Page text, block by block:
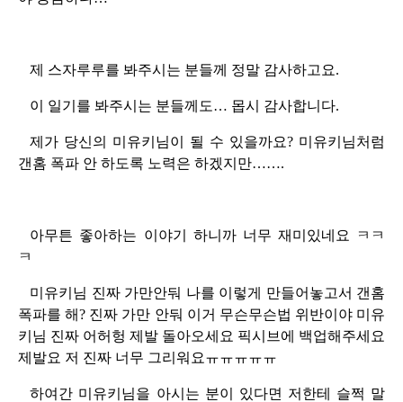
제 스자루루를 봐주시는 분들께 정말 감사하고요.
이 일기를 봐주시는 분들께도… 몹시 감사합니다.
제가 당신의 미유키님이 될 수 있을까요? 미유키님처럼
갠홈 폭파 안 하도록 노력은 하겠지만…….
아무튼 좋아하는 이야기 하니까 너무 재미있네요 ㅋㅋ
ㅋ
미유키님 진짜 가만안둬 나를 이렇게 만들어놓고서 갠홈
폭파를 해? 진짜 가만 안둬 이거 무슨무슨법 위반이야 미유
키님 진짜 어허헝 제발 돌아오세요 픽시브에 백업해주세요
제발요 저 진짜 너무 그리워요ㅠㅠㅠㅠㅠ
하여간 미유키님을 아시는 분이 있다면 저한테 슬쩍 말